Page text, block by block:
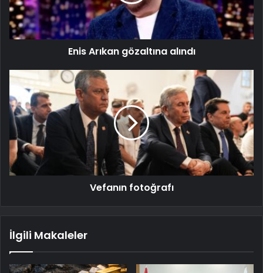
Enis Arıkan gözaltına alındı
Vefanın fotoğrafı
İlgili Makaleler